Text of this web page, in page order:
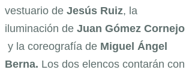
vestuario de Jesús Ruiz, la
iluminación de Juan Gómez Cornejo
y la coreografía de Miguel Ángel
Berna. Los dos elencos contarán con